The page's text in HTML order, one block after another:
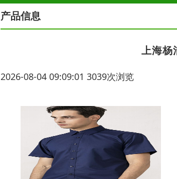
产品信息
上海杨
2026-08-04 09:09:01 3039次浏览